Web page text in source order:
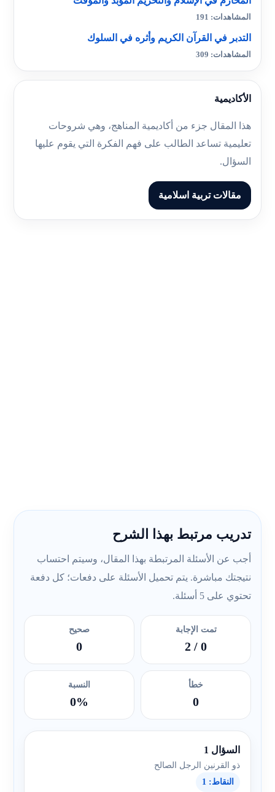
المشاهدات: 191
التدبر في القرآن الكريم وأثره في السلوك
المشاهدات: 309
الأكاديمية
هذا المقال جزء من أكاديمية المناهج، وهي شروحات
تعليمية تساعد الطالب على فهم الفكرة التي يقوم عليها
السؤال.
مقالات تربية اسلامية
تدريب مرتبط بهذا الشرح
أجب عن الأسئلة المرتبطة بهذا المقال، وسيتم احتساب
نتيجتك مباشرة. يتم تحميل الأسئلة على دفعات؛ كل دفعة
تحتوي على 5 أسئلة.
تمت الإجابة
0
/ 2
صحيح
0
خطأ
0
النسبة
0%
السؤال 1
ذو القرنين الرجل الصالح
النقاط: 1